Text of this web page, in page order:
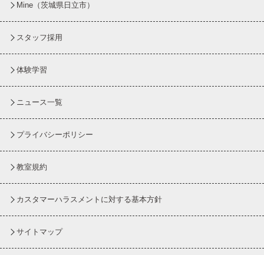
Mine（茨城県日立市）
スタッフ採用
体験学習
ニュース一覧
プライバシーポリシー
教室規約
カスタマーハラスメントに対する基本方針
サイトマップ